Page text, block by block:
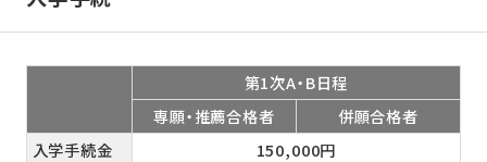
第1次A・B日程
専願・推薦合格者
併願合格者
入学手続金
150,000円